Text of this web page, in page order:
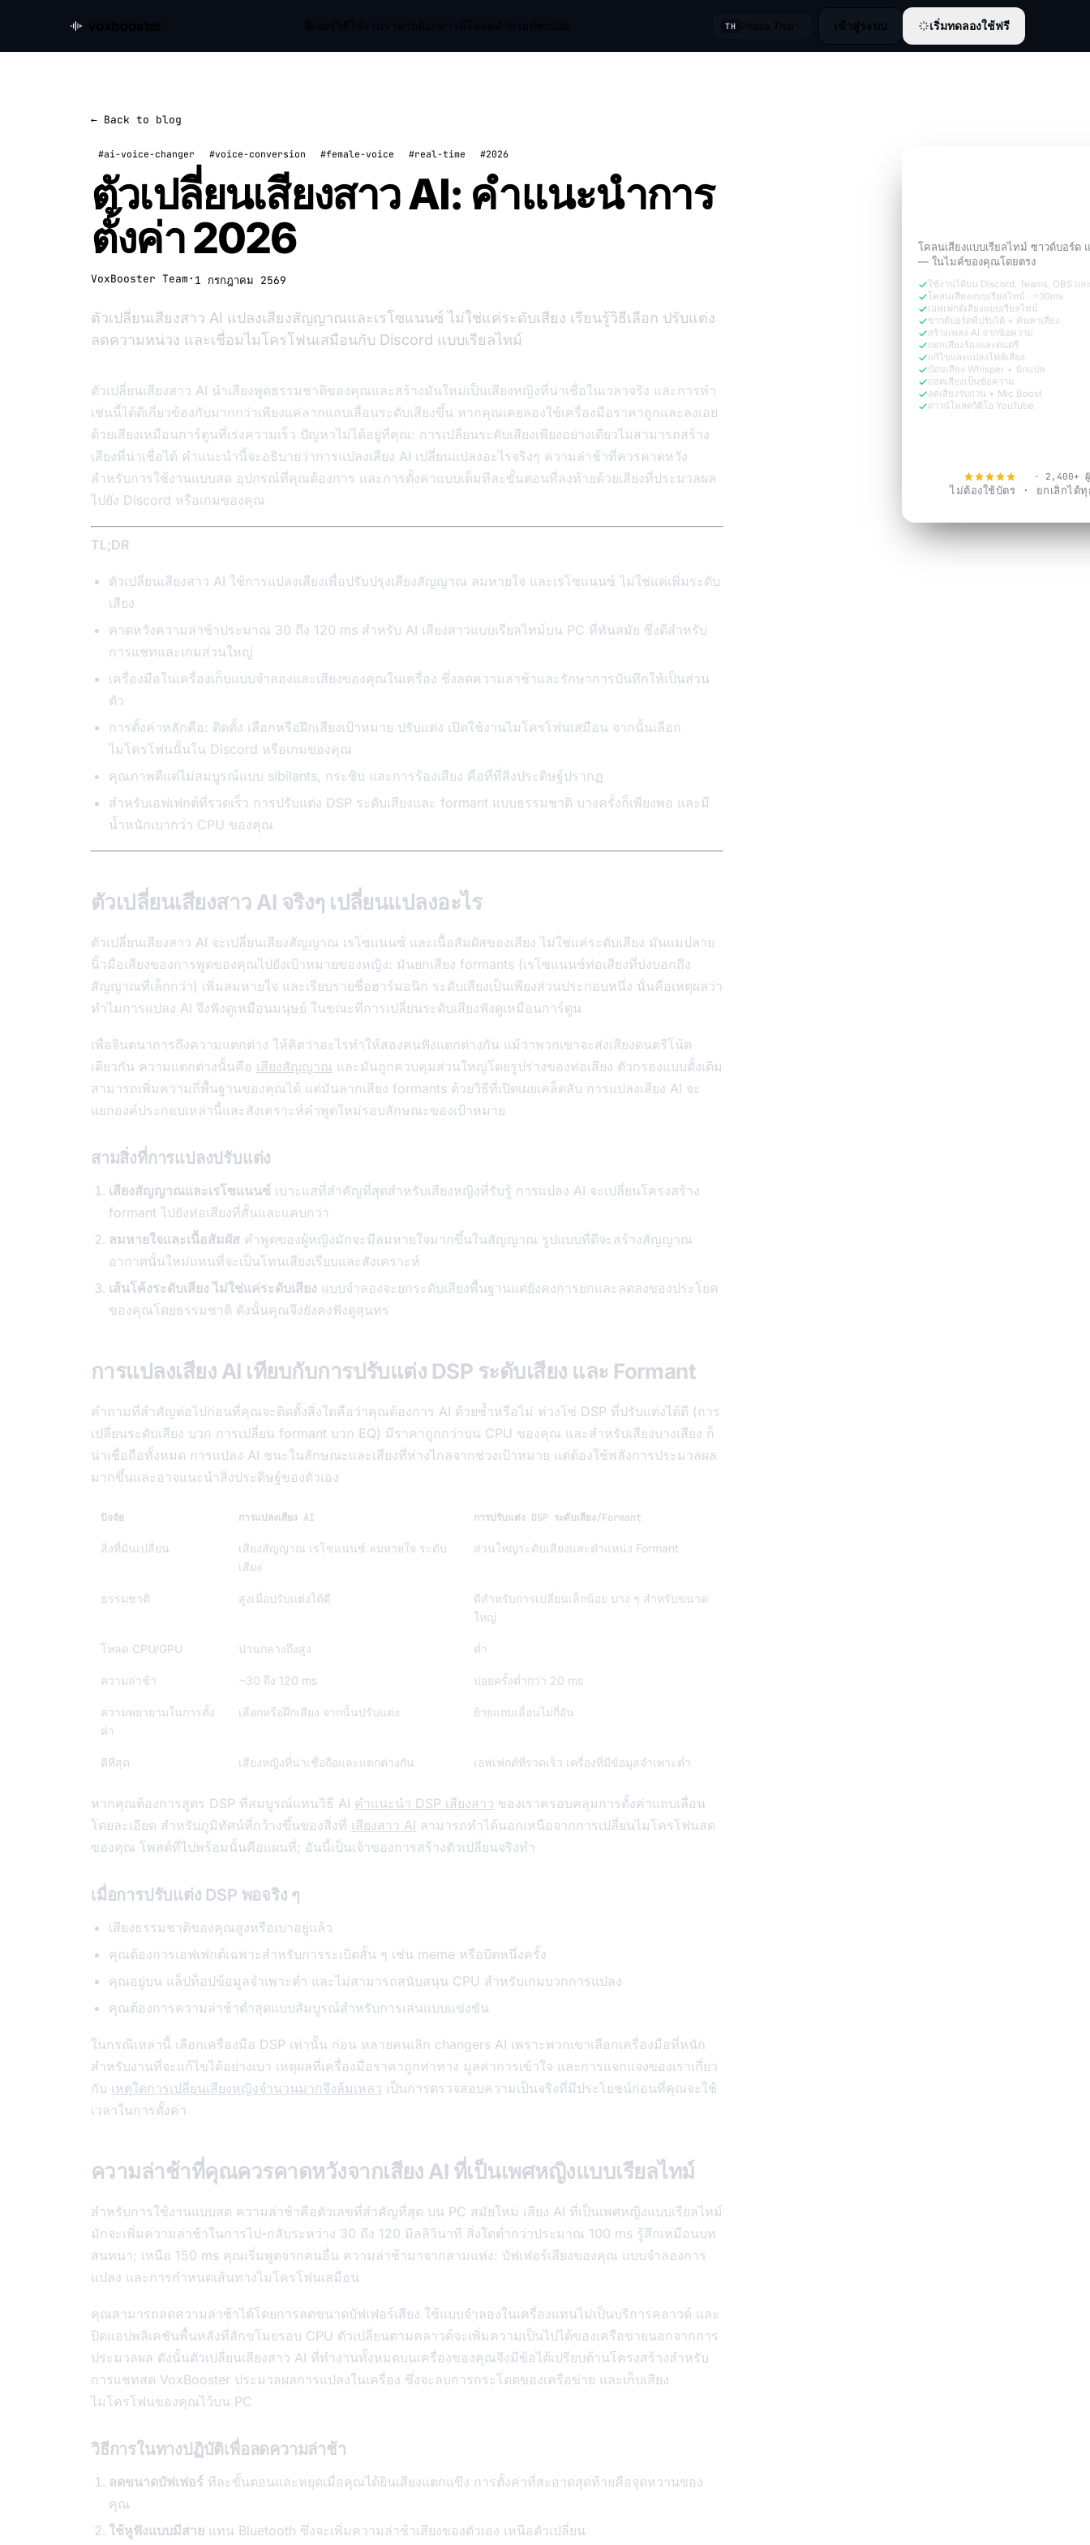
TH Phasa Thai เข้าสู่ระบบ เริ่มทดลองใช้ฟรี
← Back to blog
#ai-voice-changer #voice-conversion #female-voice #real-time #2026
ตัวเปลี่ยนเสียงสาว AI: คำแนะนำการ
ตั้งค่า 2026
VoxBooster Team · 1 กรกฎาคม 2569
ตัวเปลี่ยนเสียงสาว AI แปลงเสียงสัญญาณและเรโซแนนซ์ ไม่ใช่แค่ระดับเสียง เรียนรู้วิธีเลือก ปรับแต่ง
ลดความหน่วง และเชื่อมไมโครโฟนเสมือนกับ Discord แบบเรียลไทม์
ตัวเปลี่ยนเสียงสาว AI นำเสียงพูดธรรมชาติของคุณและสร้างมันใหม่เป็นเสียงหญิงที่น่าเชื่อในเวลาจริง และการทำ
เช่นนี้ได้ดีเกี่ยวข้องกับมากกว่าเพียงแค่ลากแถบเลื่อนระดับเสียงขึ้น หากคุณเคยลองใช้เครื่องมือราคาถูกและลงเอย
ด้วยเสียงเหมือนการ์ตูนที่เร่งความเร็ว ปัญหาไม่ได้อยู่ที่คุณ: การเปลี่ยนระดับเสียงเพียงอย่างเดียวไม่สามารถสร้าง
เสียงที่น่าเชื่อได้ คำแนะนำนี้จะอธิบายว่าการแปลงเสียง AI เปลี่ยนแปลงอะไรจริงๆ ความล่าช้าที่ควรคาดหวัง
สำหรับการใช้งานแบบสด อุปกรณ์ที่คุณต้องการ และการตั้งค่าแบบเต็มทีละขั้นตอนที่ลงท้ายด้วยเสียงที่ประมวลผล
ไปยัง Discord หรือเกมของคุณ
TL;DR
ตัวเปลี่ยนเสียงสาว AI ใช้การแปลงเสียงเพื่อปรับปรุงเสียงสัญญาณ ลมหายใจ และเรโซแนนซ์ ไม่ใช่แค่เพิ่มระดับ
เสียง
คาดหวังความล่าช้าประมาณ 30 ถึง 120 ms สำหรับ AI เสียงสาวแบบเรียลไทม์บน PC ที่ทันสมัย ซึ่งดีสำหรับ
การแชทและเกมส่วนใหญ่
เครื่องมือในเครื่องเก็บแบบจำลองและเสียงของคุณในเครื่อง ซึ่งลดความล่าช้าและรักษาการบันทึกให้เป็นส่วน
ตัว
การตั้งค่าหลักคือ: ติดตั้ง เลือกหรือฝึกเสียงเป้าหมาย ปรับแต่ง เปิดใช้งานไมโครโฟนเสมือน จากนั้นเลือก
ไมโครโฟนนั้นใน Discord หรือเกมของคุณ
คุณภาพดีแต่ไม่สมบูรณ์แบบ sibilants, กระซิบ และการร้องเสียง คือที่ที่สิ่งประดิษฐ์ปรากฏ
สำหรับเอฟเฟกต์ที่รวดเร็ว การปรับแต่ง DSP ระดับเสียงและ formant แบบธรรมชาติ บางครั้งก็เพียงพอ และมี
น้ำหนักเบากว่า CPU ของคุณ
ตัวเปลี่ยนเสียงสาว AI จริงๆ เปลี่ยนแปลงอะไร
ตัวเปลี่ยนเสียงสาว AI จะเปลี่ยนเสียงสัญญาณ เรโซแนนซ์ และเนื้อสัมผัสของเสียง ไม่ใช่แค่ระดับเสียง มันแมปลาย
นิ้วมือเสียงของการพูดของคุณไปยังเป้าหมายของหญิง: มันยกเสียง formants (เรโซแนนซ์ท่อเสียงที่บ่งบอกถึง
สัญญาณที่เล็กกว่า) เพิ่มลมหายใจ และเรียบรายชื่อฮาร์มอนิก ระดับเสียงเป็นเพียงส่วนประกอบหนึ่ง นั่นคือเหตุผลว่า
ทำไมการแปลง AI จึงฟังดูเหมือนมนุษย์ ในขณะที่การเปลี่ยนระดับเสียงฟังดูเหมือนการ์ตูน
เพื่อจินตนาการถึงความแตกต่าง ให้คิดว่าอะไรทำให้สองคนฟังแตกต่างกัน แม้ว่าพวกเขาจะส่งเสียงดนตรีโน้ต
เดียวกัน ความแตกต่างนั้นคือ เสียงสัญญาณ และมันถูกควบคุมส่วนใหญ่โดยรูปร่างของท่อเสียง ตัวกรองแบบดั้งเดิม
สามารถเพิ่มความถี่พื้นฐานของคุณได้ แต่มันลากเสียง formants ด้วยวิธีที่เปิดเผยเคล็ดลับ การแปลงเสียง AI จะ
แยกองค์ประกอบเหล่านี้และสังเคราะห์คำพูดใหม่รอบลักษณะของเป้าหมาย
สามสิ่งที่การแปลงปรับแต่ง
เสียงสัญญาณและเรโซแนนซ์ เบาะแสที่สำคัญที่สุดสำหรับเสียงหญิงที่รับรู้ การแปลง AI จะเปลี่ยนโครงสร้าง
formant ไปยังท่อเสียงที่สั้นและแคบกว่า
ลมหายใจและเนื้อสัมผัส คำพูดของผู้หญิงมักจะมีลมหายใจมากขึ้นในสัญญาณ รูปแบบที่ดีจะสร้างสัญญาณ
อากาศนั้นใหม่แทนที่จะเป็นโทนเสียงเรียบและสังเคราะห์
เส้นโค้งระดับเสียง ไม่ใช่แค่ระดับเสียง แบบจำลองจะยกระดับเสียงพื้นฐานแต่ยังคงการยกและลดลงของประโยค
ของคุณโดยธรรมชาติ ดังนั้นคุณจึงยังคงฟังดูสุนทร
การแปลงเสียง AI เทียบกับการปรับแต่ง DSP ระดับเสียง และ Formant
คำถามที่สำคัญต่อไปก่อนที่คุณจะติดตั้งสิ่งใดคือว่าคุณต้องการ AI ด้วยซ้ำหรือไม่ ห่วงโซ่ DSP ที่ปรับแต่งได้ดี (การ
เปลี่ยนระดับเสียง บวก การเปลี่ยน formant บวก EQ) มีราคาถูกกว่าบน CPU ของคุณ และสำหรับเสียงบางเสียง ก็
น่าเชื่อถือทั้งหมด การแปลง AI ชนะในลักษณะและเสียงที่ห่างไกลจากช่วงเป้าหมาย แต่ต้องใช้พลังการประมวลผล
มากขึ้นและอาจแนะนำสิ่งประดิษฐ์ของตัวเอง
ปัจจัย การแปลงเสียง AI การปรับแต่ง DSP ระดับเสียง/Formant
สิ่งที่มันเปลี่ยน
เสียงสัญญาณ เรโซแนนซ์ ลมหายใจ ระดับ
เสียง
ส่วนใหญ่ระดับเสียงและตำแหน่ง Formant
ธรรมชาติ สูงเมื่อปรับแต่งได้ดี
ดีสำหรับการเปลี่ยนเล็กน้อย บาง ๆ สำหรับขนาด
ใหญ่
โหลด CPU/GPU ปานกลางถึงสูง ต่ำ
ความล่าช้า ~30 ถึง 120 ms บ่อยครั้งต่ำกว่า 20 ms
ความพยายามในการตั้ง
ค่า
เลือกหรือฝึกเสียง จากนั้นปรับแต่ง ย้ายแถบเลื่อนไม่กี่อัน
ดีที่สุด เสียงหญิงที่น่าเชื่อถือและแตกต่างกัน เอฟเฟกต์ที่รวดเร็ว เครื่องที่มีข้อมูลจำเพาะต่ำ
หากคุณต้องการสูตร DSP ที่สมบูรณ์แทนวิธี AI คำแนะนำ DSP เสียงสาว ของเราครอบคลุมการตั้งค่าแถบเลื่อน
โดยละเอียด สำหรับภูมิทัศน์ที่กว้างขึ้นของสิ่งที่ เสียงสาว AI สามารถทำได้นอกเหนือจากการเปลี่ยนไมโครโฟนสด
ของคุณ โพสต์ที่ไปพร้อมนั้นคือแผนที่; อันนี้เป็นเจ้าของการสร้างตัวเปลี่ยนจริงทำ
เมื่อการปรับแต่ง DSP พอจริง ๆ
เสียงธรรมชาติของคุณสูงหรือเบาอยู่แล้ว
คุณต้องการเอฟเฟกต์เฉพาะสำหรับการระเบิดสั้น ๆ เช่น meme หรือบิตหนึ่งครั้ง
คุณอยู่บน แล็ปท็อปข้อมูลจำเพาะต่ำ และไม่สามารถสนับสนุน CPU สำหรับเกมบวกการแปลง
คุณต้องการความล่าช้าต่ำสุดแบบสัมบูรณ์สำหรับการเล่นแบบแข่งขัน
ในกรณีเหล่านี้ เลือกเครื่องมือ DSP เท่านั้น ก่อน หลายคนเลิก changers AI เพราะพวกเขาเลือกเครื่องมือที่หนัก
สำหรับงานที่จะแก้ไขได้อย่างเบา เหตุผลที่เครื่องมือราคาถูกท่าทาง มูลค่าการเข้าใจ และการแจกแจงของเราเกี่ยว
กับ เหตุใดการเปลี่ยนเสียงหญิงจำนวนมากจึงล้มเหลว เป็นการตรวจสอบความเป็นจริงที่มีประโยชน์ก่อนที่คุณจะใช้
เวลาในการตั้งค่า
ความล่าช้าที่คุณควรคาดหวังจากเสียง AI ที่เป็นเพศหญิงแบบเรียลไทม์
สำหรับการใช้งานแบบสด ความล่าช้าคือตัวเลขที่สำคัญที่สุด บน PC สมัยใหม่ เสียง AI ที่เป็นเพศหญิงแบบเรียลไทม์
มักจะเพิ่มความล่าช้าในการไป-กลับระหว่าง 30 ถึง 120 มิลลิวินาที สิ่งใดต่ำกว่าประมาณ 100 ms รู้สึกเหมือนบท
สนทนา; เหนือ 150 ms คุณเริ่มพูดจากคนอื่น ความล่าช้ามาจากสามแห่ง: บัฟเฟอร์เสียงของคุณ แบบจำลองการ
แปลง และการกำหนดเส้นทางไมโครโฟนเสมือน
คุณสามารถลดความล่าช้าได้โดยการลดขนาดบัฟเฟอร์เสียง ใช้แบบจำลองในเครื่องแทนไม่เป็นบริการคลาวด์ และ
ปิดแอปพลิเคชันพื้นหลังที่ลักขโมยรอบ CPU ตัวเปลี่ยนตามคลาวด์จะเพิ่มความเป็นไปได้ของเครือข่ายนอกจากการ
ประมวลผล ดังนั้นตัวเปลี่ยนเสียงสาว AI ที่ทำงานทั้งหมดบนเครื่องของคุณจึงมีข้อได้เปรียบด้านโครงสร้างสำหรับ
การแชทสด VoxBooster ประมวลผลการแปลงในเครื่อง ซึ่งจะลบการกระโดดของเครือข่าย และเก็บเสียง
ไมโครโฟนของคุณไว้บน PC
วิธีการในทางปฏิบัติเพื่อลดความล่าช้า
ลดขนาดบัฟเฟอร์ ทีละขั้นตอนและหยุดเมื่อคุณได้ยินเสียงแตกแขึง การตั้งค่าที่สะอาดสุดท้ายคือจุดหวานของ
คุณ
ใช้หูฟังแบบมีสาย แทน Bluetooth ซึ่งจะเพิ่มความล่าช้าเสียงของตัวเอง เหนือตัวเปลี่ยน
โคลนเสียงแบบเรียลไทม์ ซาวด์บอร์ด
— ในไมค์ของคุณโดยตรง
ใช้งานได้บน Discord, Teams, OBS แล
โคลนเสียงแบบเรียลไทม์ · ~30ms
เอฟเฟกต์เสียงแบบเรียลไทม์
ซาวด์บอร์ดที่ปรับได้ + ค้นหาเสียง
สร้างเพลง AI จากข้อความ
แยกเสียงร้องและดนตรี
แก้ไขและแปลงไฟล์เสียง
ป้อนเสียง Whisper + นักแปล
ถอดเสียงเป็นข้อความ
ลดเสียงรบกวน + Mic Boost
ดาวน์โหลดวิดีโอ YouTube
· 2,400+ ผู้
ไม่ต้องใช้บัตร · ยกเลิกได้ทุ